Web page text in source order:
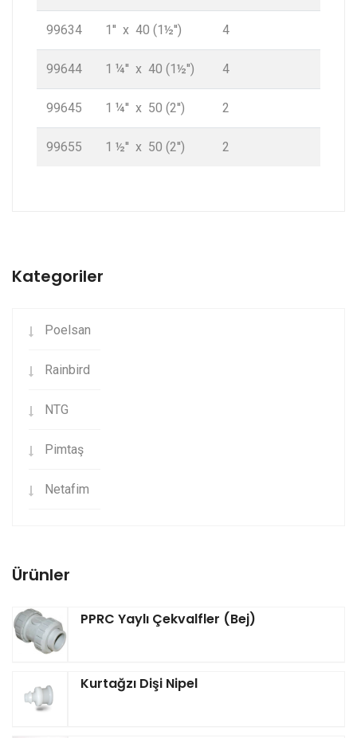
99634 1'' x 40 (1½'') 4
99644 1 ¼'' x 40 (1½'') 4
99645 1 ¼'' x 50 (2'') 2
99655 1 ½'' x 50 (2'') 2
Kategoriler
Poelsan
Rainbird
NTG
Pimtaş
Netafim
Ürünler
PPRC Yaylı Çekvalfler (Bej)
Kurtağzı Dişi Nipel